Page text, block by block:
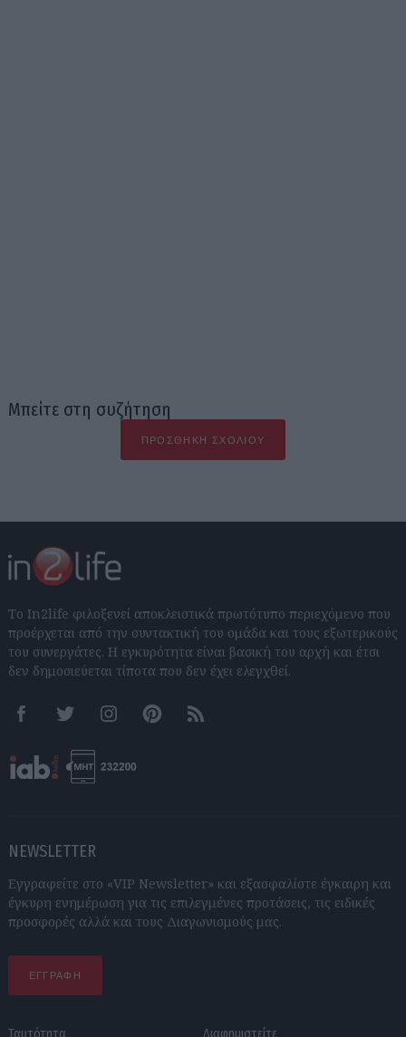
Μπείτε στη συζήτηση
ΠΡΟΣΘΉΚΗ ΣΧΟΛΊΟΥ
Το In2life φιλοξενεί αποκλειστικά πρωτότυπο περιεχόμενο που
προέρχεται από την συντακτική του ομάδα και τους εξωτερικούς
του συνεργάτες. Η εγκυρότητα είναι βασική του αρχή και έτσι
δεν δημοσιεύεται τίποτα που δεν έχει ελεγχθεί.
FacebookTwitter InstagramPinterestRSS feeds
NEWSLETTER
Εγγραφείτε στο «VIP Newsletter» και εξασφαλίστε έγκαιρη και
έγκυρη ενημέρωση για τις επιλεγμένες προτάσεις, τις ειδικές
προσφορές αλλά και τους Διαγωνισμούς μας.
ΕΓΓΡΑΦΗ